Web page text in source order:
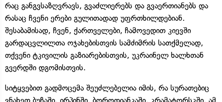
რაც განგვსაზღვრავს, გვაძლიერებს და გვაერთიანებს და
რასაც ჩვენი ერები გულითადად უფრთხილდებიან.
შესაბამისად, ჩვენ, ქართველები, ჩამოვედით კიევში
გარდაცვლილთა ოჯახებისთვის სამძიმრის სათქმელად,
თქვენი ტკივილის გაზიარებისთვის, უკრაინელ ხალხთან
გვერდში დგომისთვის.
სიტყვებით გადმოცემა შეუძლებელია იმის, რა სურათებიც